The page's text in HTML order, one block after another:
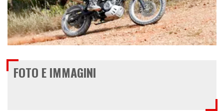
€ 7.750
FOTO E IMMAGINI